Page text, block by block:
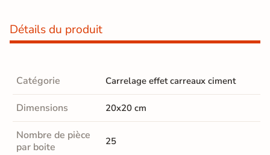
Détails du produit
Catégorie Carrelage effet carreaux ciment
Dimensions 20x20 cm
Nombre de pièce
par boite
25